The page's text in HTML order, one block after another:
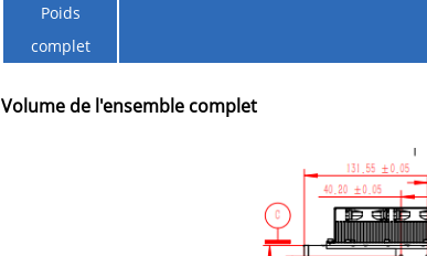
Poids
complet
Volume de l'ensemble complet